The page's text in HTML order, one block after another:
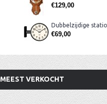
€129,00
€69,00
MEEST VERKOCHT